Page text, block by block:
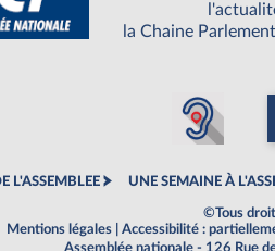
la Chaine
L'ASSEMBLEE UNE SEMAINE À
©Tous
Mentions légales
Accessibilité :
Assemblée nationale - 126 Rue